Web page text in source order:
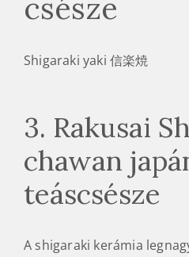
csésze
Shigaraki yaki 信楽焼
3. Rakusai
chawan
teáscsésze
A shigaraki kerámia